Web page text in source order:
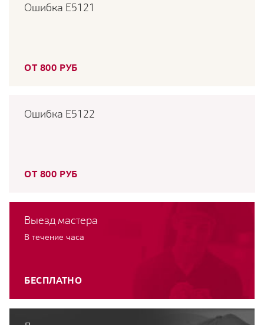
Ошибка E5121
ОТ 800 РУБ
Ошибка E5122
ОТ 800 РУБ
Выезд мастера
В течение часа
БЕСПЛАТНО